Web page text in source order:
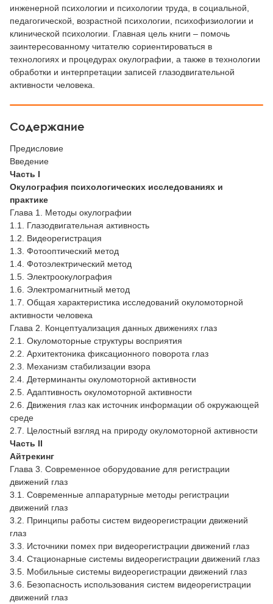
инженерной психологии и психологии труда, в социальной,
педагогической, возрастной психологии, психофизиологии и
клинической психологии. Главная цель книги – помочь
заинтересованному читателю сориентироваться в
технологиях и процедурах окулографии, а также в технологии
обработки и интерпретации записей глазодвигательной
активности человека.
Содержание
Предисловие
Введение
Часть I
Окулография психологических исследованиях и
практике
Глава 1. Методы окулографии
1.1. Глазодвигательная активность
1.2. Видеорегистрация
1.3. Фотооптический метод
1.4. Фотоэлектрический метод
1.5. Электроокулография
1.6. Электромагнитный метод
1.7. Общая характеристика исследований окуломоторной
активности человека
Глава 2. Концептуализация данных движениях глаз
2.1. Окуломоторные структуры восприятия
2.2. Архитектоника фиксационного поворота глаз
2.3. Механизм стабилизации взора
2.4. Детерминанты окуломоторной активности
2.5. Адаптивность окуломоторной активности
2.6. Движения глаз как источник информации об окружающей
среде
2.7. Целостный взгляд на природу окуломоторной активности
Часть II
Айтрекинг
Глава 3. Современное оборудование для регистрации
движений глаз
3.1. Современные аппаратурные методы регистрации
движений глаз
3.2. Принципы работы систем видеорегистрации движений
глаз
3.3. Источники помех при видеорегистрации движений глаз
3.4. Стационарные системы видеорегистрации движений глаз
3.5. Мобильные системы видеорегистрации движений глаз
3.6. Безопасность использования систем видеорегистрации
движений глаз